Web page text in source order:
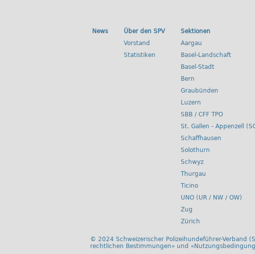
News
Über den SPV
Vorstand
Statistiken
Sektionen
Aargau
Basel-Landschaft
Basel-Stadt
Bern
Graubünden
Luzern
SBB / CFF TPO
St. Gallen - Appenzell
Schaffhausen
Solothurn
Schwyz
Thurgau
Ticino
UNO (UR / NW / OW)
Zug
Zürich
© 2024 Schweizerischer Polizeihundeführer-Verband
rechtlichen Bestimmungen» und «